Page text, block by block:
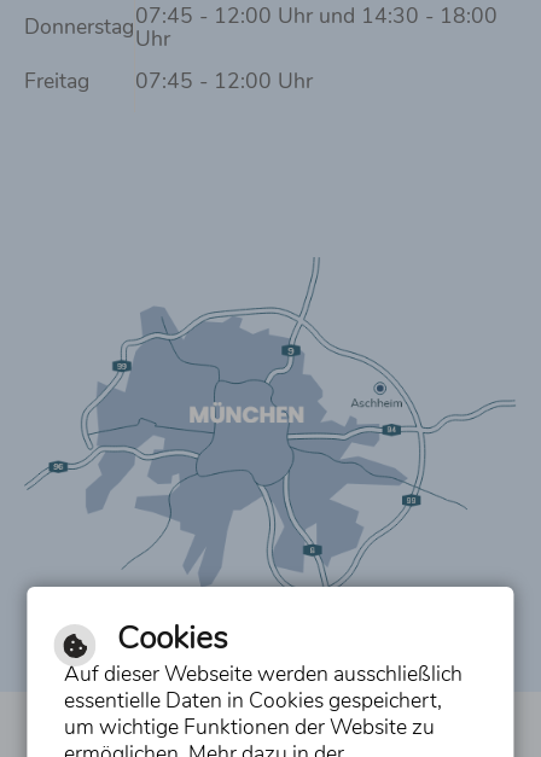
Donnerstag07:45 - 12:00 Uhr und 14:30 - 18:00
Uhr
Freitag
07:45 - 12:00 Uhr
Inhalt
Cookies
Auf dieser Webseite werden ausschließlich
essentielle Daten in Cookies gespeichert,
um wichtige Funktionen der Website zu